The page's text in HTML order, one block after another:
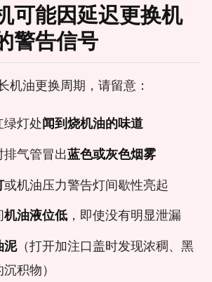
可能因延迟更换机
警告信号
机油更换周期，请留意：
灯处闻到烧机油的味道
气管冒出蓝色或灰色烟雾
或机油压力警告灯间歇性亮起
机油液位低 ，即使没有明显泄漏
泥（打开加注口盖时发现浓稠、黑
积物）